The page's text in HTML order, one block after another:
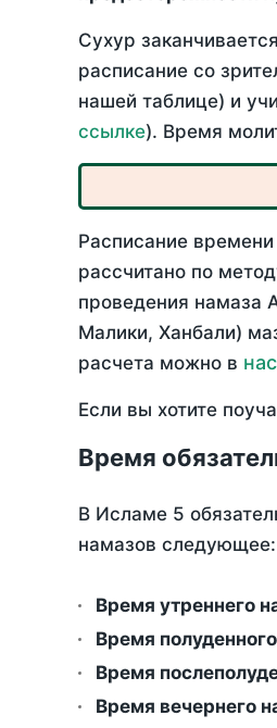
Сухур
расписание со
нашей таблице) и
ссылке). Время
Расписание
рассчитано по
проведения намаза
Малики, Ханбали)
расчета можно в
Если вы хотите
Время
В Исламе 5
намазов следующее:
Время утреннего
Время
Время
Время вечернего